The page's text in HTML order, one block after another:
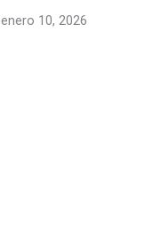
enero 10, 2026